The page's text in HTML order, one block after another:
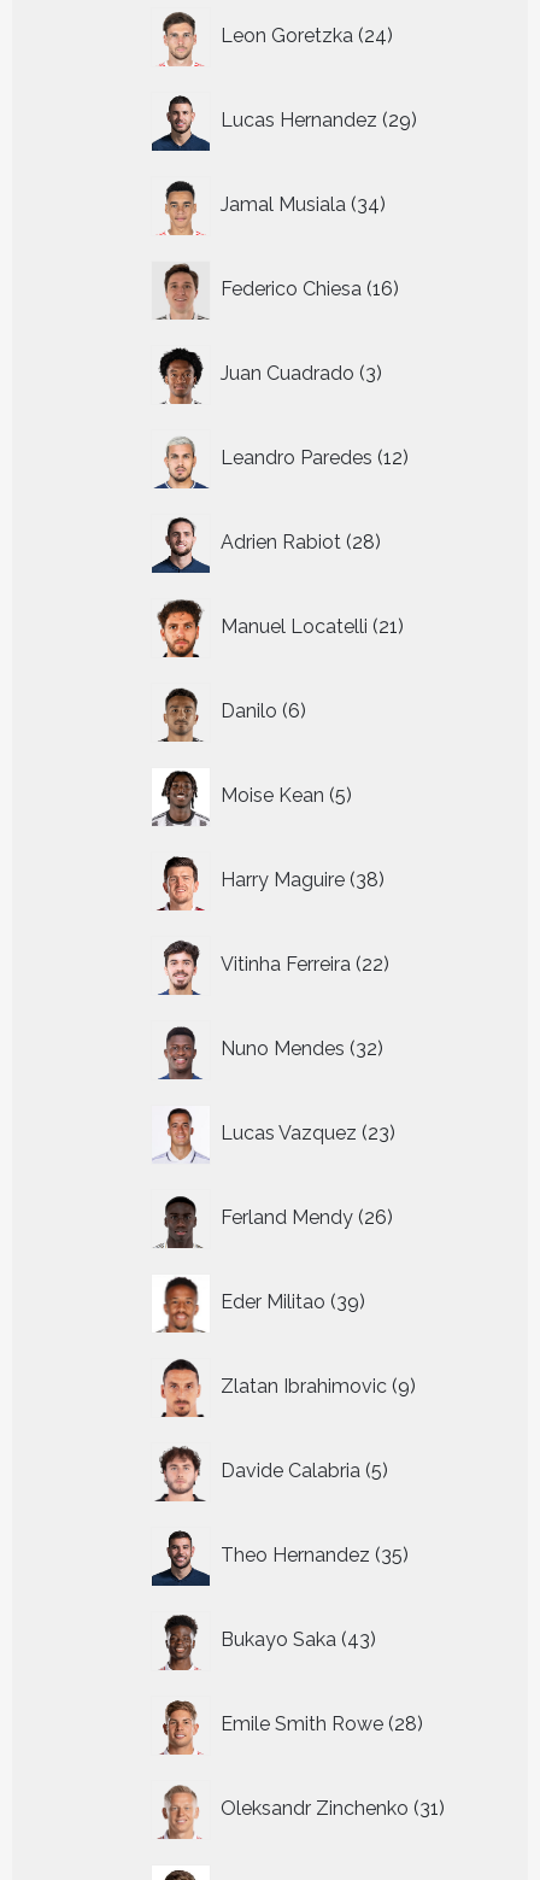
Leon Goretzka 24
producten
Lucas Hernandez 29
producten
Jamal Musiala 34
producten
Federico Chiesa 16
producten
Juan Cuadrado 3
producten
Leandro Paredes 12
producten
Adrien Rabiot 28
producten
Manuel Locatelli 21
producten
Danilo 6
producten
Moise Kean 5
producten
Harry Maguire 38
producten
Vitinha Ferreira 22
producten
Nuno Mendes 32
producten
Lucas Vazquez 23
producten
Ferland Mendy 26
producten
Eder Militao 39
producten
Zlatan Ibrahimovic 9
producten
Davide Calabria 5
producten
Theo Hernandez 35
producten
Bukayo Saka 43
producten
Emile Smith Rowe 28
producten
Oleksandr Zinchenko 31
producten